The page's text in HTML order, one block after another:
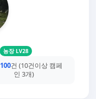
농장 LV28
100건 (10건이상 캠페
인 3개)